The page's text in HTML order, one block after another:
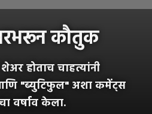
कौतुक
होताच चाहत्यांनी
"ब्युटिफुल" अशा कमेंट्स
वर्षाव केला.